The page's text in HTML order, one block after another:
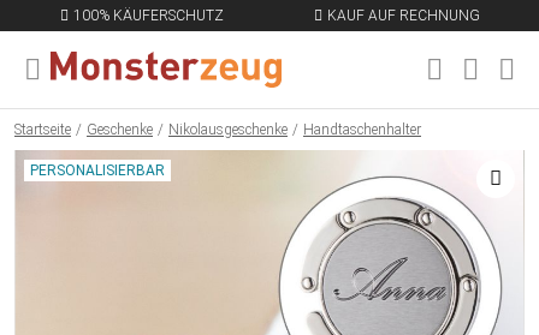
100% KÄUFERSCHUTZ KAUF AUF RECHNUNG
MENÜ SCHLIESSEN
Startseite Geschenke Nikolausgeschenke Handtaschenhalter
PERSONALISIERBAR